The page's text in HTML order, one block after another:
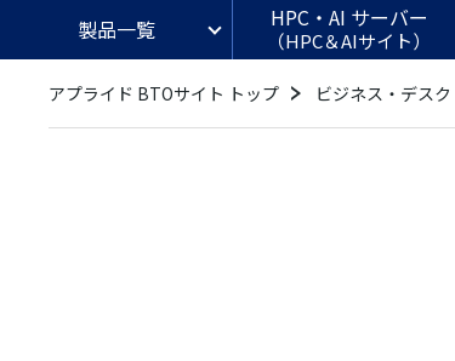
製品一覧 HPC・AI サーバー
（HPC＆AIサイト）
アプライド BTOサイト トップ ビジネス・デス